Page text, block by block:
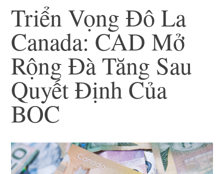
Triển Vọng Đô La
Canada: CAD Mở
Rộng Đà Tăng Sau
Quyết Định Của
BOC